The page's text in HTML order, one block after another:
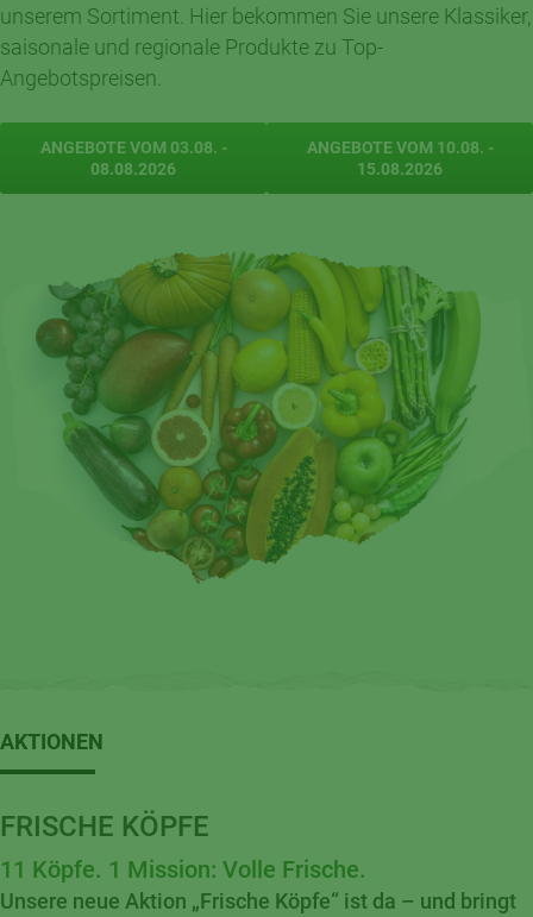
unserem Sortiment. Hier bekommen Sie unsere Klassiker,
saisonale und regionale Produkte zu Top-
Angebotspreisen.
ANGEBOTE VOM 03.08. -
08.08.2026
ANGEBOTE VOM 10.08. -
15.08.2026
AKTIONEN
FRISCHE KÖPFE
11 Köpfe. 1 Mission: Volle Frische.
Unsere neue Aktion „Frische Köpfe“ ist da – und bringt